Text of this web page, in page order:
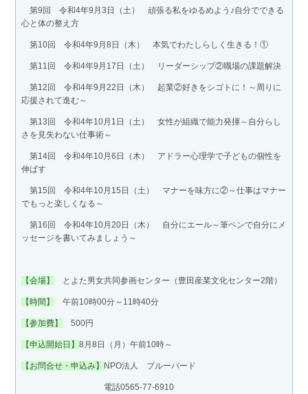
第9回 令和4年9月3日（土） 頑張る私をゆるめよう♪自分でできる
心と体の整え方
第10回 令和4年9月8日（木） 本気でわたしらしく生きる！①
第11回 令和4年9月17日（土） リーダーシップ②職場の課題解決
第12回 令和4年9月22日（木） 起業②好きをシゴトに！～周りに
応援されて進む～
第13回 令和4年10月1日（土） 女性が組織で能力発揮～自分らし
さを見失わない仕事術～
第14回 令和4年10月6日（木） アドラー心理学で子どもの個性を
伸ばす
第15回 令和4年10月15日（土） マナーを味方に②～仕事はマナー
でもっと楽しくなる～
第16回 令和4年10月20日（木） 自分にエール～筆ペンで自分にメ
ッセージを書いてみましょう～
【会場】 とよた男女共同参画センター（豊田産業文化センター2階）
【時間】 午前10時00分～11時40分
【参加費】 500円
【申込開始日】8月8日（月）午前10時～
【お問合せ・申込み】 NPO法人 ブルーバード
電話0565-77-6910